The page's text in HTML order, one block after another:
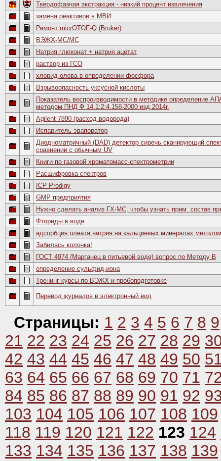
Твердофазная экстракция - низкий процент извлечения
замена реактивов в МВИ
Ремонт micrOTOF-Q (Bruker)
ВЭЖХ-МС/МС
Натрия глюконат + натрия ацетат
раствор из ГСО
хлорид олова в определении фосфора
Взрывоопасность уксусной кислоты
Показатель воспроизводимости в методике определение
методом ПНД Ф 14.1:2:4.158-2000 изд.2014г.
Agilent 7890 (расход водорода)
Испаритель-эвапоратор
Диодноматричный (DAD) детектор сиречь сканирующий
сравнении с обычным UV
Книги по газовой хроматомасс-спектрометрии
Расшифровка спектров
ICP Prodigy
GMP предприятия
Нужно сделать анализ ГХ-МС, чтобы узнать прим. состав
Фториды в воде
адсорбция олеата натрия на кальциевых минералах
Забилась колонка!
ГОСТ 4974 (Марганец в питьевой воде) вопрос по Методу В
определение сульфид-иона
Тренинг курсы по ВЭЖХ и пробоподготовке
Перевод журналов в электронный вид
Страницы: 1 2 3 4 5 6 7 8 9
21 22 23 24 25 26 27 28 29
42 43 44 45 46 47 48 49 50
63 64 65 66 67 68 69 70 71
84 85 86 87 88 89 90 91 92
103 104 105 106 107 108 109
118 119 120 121 122 123 124
133 134 135 136 137 138 139